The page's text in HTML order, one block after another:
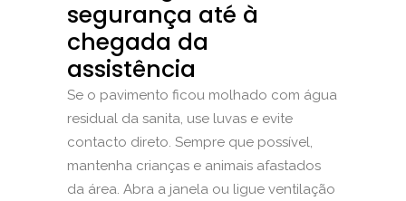
segurança até à
chegada da
assistência
Se o pavimento ficou molhado com água
residual da sanita, use luvas e evite
contacto direto. Sempre que possível,
mantenha crianças e animais afastados
da área. Abra a janela ou ligue ventilação